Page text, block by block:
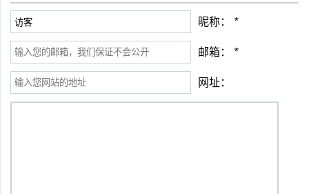
昵称： *
邮箱： *
网址：